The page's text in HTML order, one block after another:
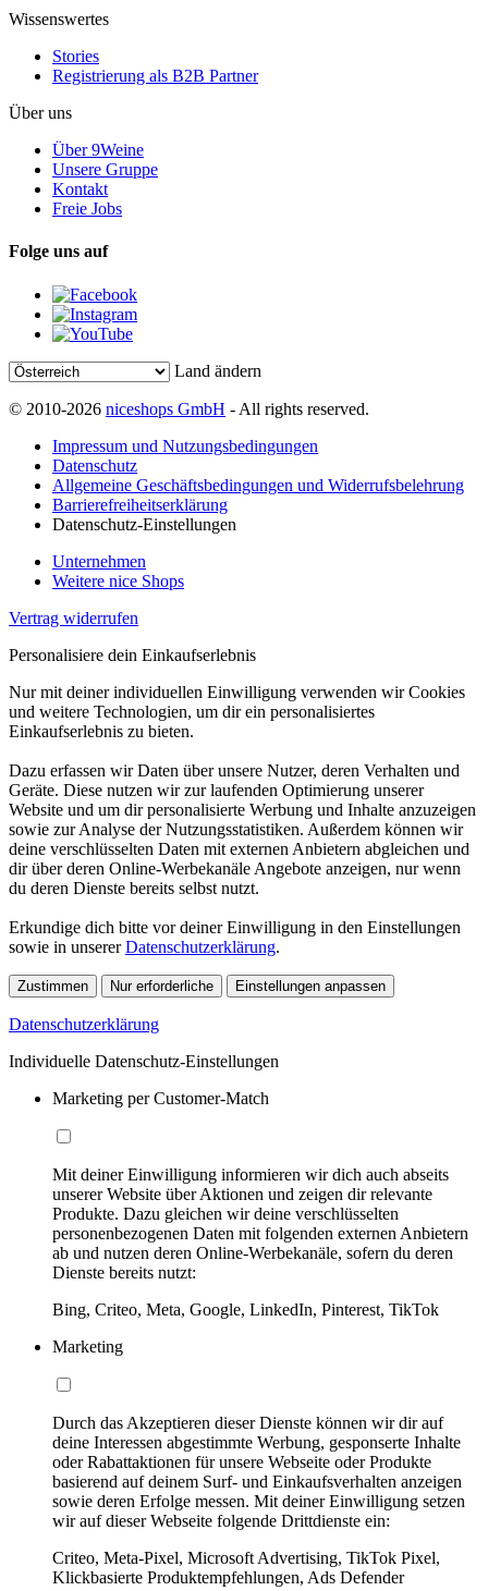
Wissenswertes
Stories
Registrierung als B2B Partner
Über uns
Über 9Weine
Unsere Gruppe
Kontakt
Freie Jobs
Folge uns auf
Land ändern
© 2010-2026 niceshops GmbH - All rights reserved.
Impressum und Nutzungsbedingungen
Datenschutz
Allgemeine Geschäftsbedingungen und Widerrufsbelehrung
Barrierefreiheitserklärung
Datenschutz-Einstellungen
Unternehmen
Weitere nice Shops
Vertrag widerrufen
Personalisiere dein Einkaufserlebnis
Nur mit deiner individuellen Einwilligung verwenden wir Cookies
und weitere Technologien, um dir ein personalisiertes
Einkaufserlebnis zu bieten.
Dazu erfassen wir Daten über unsere Nutzer, deren Verhalten und
Geräte. Diese nutzen wir zur laufenden Optimierung unserer
Website und um dir personalisierte Werbung und Inhalte anzuzeigen
sowie zur Analyse der Nutzungsstatistiken. Außerdem können wir
deine verschlüsselten Daten mit externen Anbietern abgleichen und
dir über deren Online-Werbekanäle Angebote anzeigen, nur wenn
du deren Dienste bereits selbst nutzt.
Erkundige dich bitte vor deiner Einwilligung in den Einstellungen
sowie in unsererDatenschutzerklärung.
Zustimmen Nur erforderliche Einstellungen anpassen
Datenschutzerklärung
Individuelle Datenschutz-Einstellungen
Marketing per Customer-Match
Mit deiner Einwilligung informieren wir dich auch abseits
unserer Website über Aktionen und zeigen dir relevante
Produkte. Dazu gleichen wir deine verschlüsselten
personenbezogenen Daten mit folgenden externen Anbietern
ab und nutzen deren Online-Werbekanäle, sofern du deren
Dienste bereits nutzt:
Bing, Criteo, Meta, Google, LinkedIn, Pinterest, TikTok
Marketing
Durch das Akzeptieren dieser Dienste können wir dir auf
deine Interessen abgestimmte Werbung, gesponserte Inhalte
oder Rabattaktionen für unsere Webseite oder Produkte
basierend auf deinem Surf- und Einkaufsverhalten anzeigen
sowie deren Erfolge messen. Mit deiner Einwilligung setzen
wir auf dieser Webseite folgende Drittdienste ein:
Criteo, Meta-Pixel, Microsoft Advertising, TikTok Pixel,
Klickbasierte Produktempfehlungen, Ads Defender